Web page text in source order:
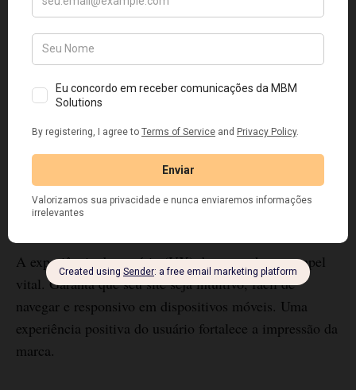
sociais. Essa consistência cria uma imagem coesa na
mente dos consumidores.
O que é branding e como isso
impacta o seu negócio
construção, um caminho a ser
pavimentado, uma visão de futuro
a ser construída no presente.
Branding leva tempo.
Blog da MBM Solutions MBM Solutions
A experiência do usuário (UX) desempenha um papel
vital. Garanta que seu site seja intuitivo, fácil de
navegar e responsivo em dispositivos móveis. Uma
experiência positiva do usuário fortalece a impressão da
marca.